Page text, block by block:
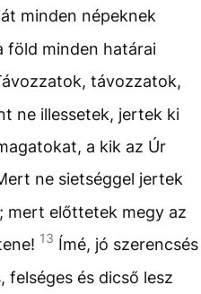
minden népeknek
föld minden határai
távozzatok,
ne illessetek, jertek ki
a kik az Úr
ne sietséggel jertek
mert előttetek megy az
13 Ímé, jó szerencsés
felséges és dicső lesz